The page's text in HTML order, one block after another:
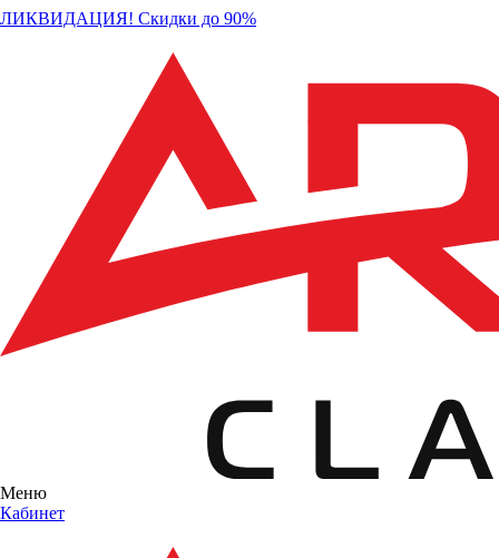
ЛИКВИДАЦИЯ! Скидки до 90%
Меню
Кабинет